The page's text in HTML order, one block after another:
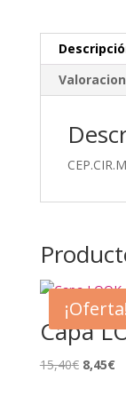
¡Oferta!
Capa
15,40€ El
8,45€El